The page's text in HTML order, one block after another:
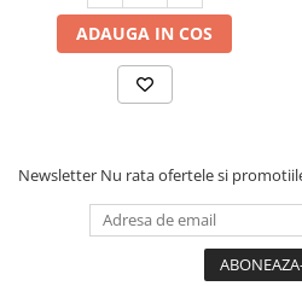
ADAUGA IN COS
Newsletter Nu rata ofertele si